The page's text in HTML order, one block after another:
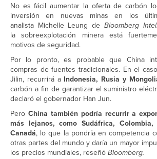
No es fácil aumentar la oferta de carbón
inversión en nuevas minas en los
analista Michelle Leung de Bloomberg
la sobreexplotación minera está
motivos de seguridad.
Por lo pronto, es probable que China
compras de fuentes tradicionales. En el
Jilin, recurrirá a Indonesia, Rusia y
carbón a fin de garantizar el suministro
declaró el gobernador Han Jun.
Pero China también podría recurrir a
más lejanos, como Sudáfrica,
Canadá, lo que la pondría en competencia
otras partes del mundo y daría un mayor
los precios mundiales, reseñóBloomberg.